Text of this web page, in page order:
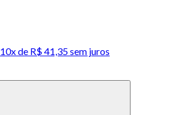
10x de R$ 41,35 sem juros